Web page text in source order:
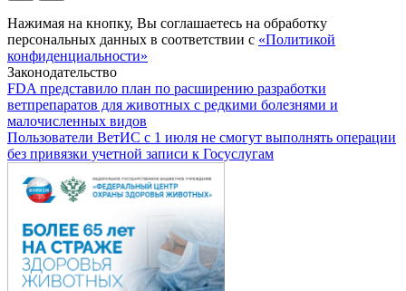
Нажимая на кнопку, Вы соглашаетесь на обработку
персональных данных в соответствии с «Политикой
конфиденциальности»
Законодательство
FDA представило план по расширению разработки
ветпрепаратов для животных с редкими болезнями и
малочисленных видов
Пользователи ВетИС с 1 июля не смогут выполнять операции
без привязки учетной записи к Госуслугам